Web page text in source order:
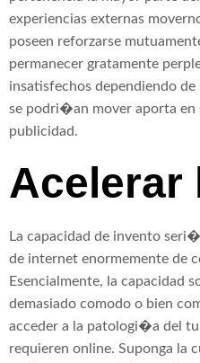
experiencias externas
poseen reforzarse
permanecer gratamente
insatisfechos dependiendo
se podri�an mover aporta en
publicidad.
Acelerar
La capacidad de invento
de internet enormemente de
Esencialmente, la capacidad
demasiado comodo o bien
acceder a la patologi�a del
requieren online. Suponga la